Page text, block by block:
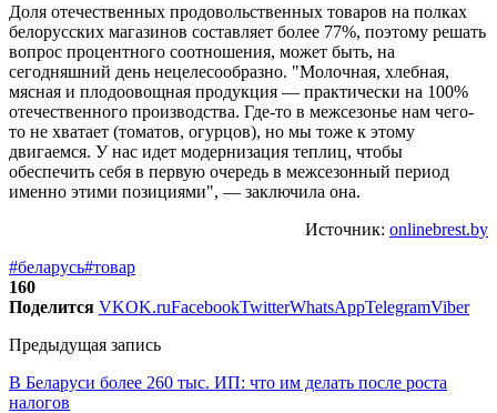
Доля отечественных продовольственных товаров на полках
белорусских магазинов составляет более 77%, поэтому решать
вопрос процентного соотношения, может быть, на
сегодняшний день нецелесообразно. "Молочная, хлебная,
мясная и плодоовощная продукция — практически на 100%
отечественного производства. Где-то в межсезонье нам чего-
то не хватает (томатов, огурцов), но мы тоже к этому
двигаемся. У нас идет модернизация теплиц, чтобы
обеспечить себя в первую очередь в межсезонный период
именно этими позициями", — заключила она.
Источник: onlinebrest.by
#беларусь#товар
160
Поделится VKOK.ruFacebookTwitterWhatsAppTelegramViber
Предыдущая запись
В Беларуси более 260 тыс. ИП: что им делать после роста
налогов